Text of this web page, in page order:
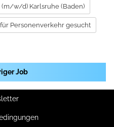
w/d) Karlsruhe (Baden)
Personenverkehr gesucht
Job